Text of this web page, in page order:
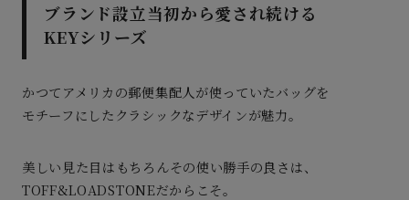
ブランド設立当初から愛され続ける
KEYシリーズ
かつてアメリカの郵便集配人が使っていたバッグを
モチーフにした クラシックなデザインが魅力。
美しい見た目はもちろんその使い勝手の良さは、
TOFF&LOADSTONEだからこそ。